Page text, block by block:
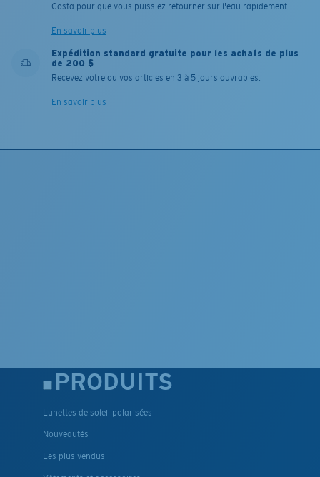
Costa pour que vous puissiez retourner sur l'eau rapidement.
En savoir plus
Expédition standard gratuite pour les achats de plus
de 200 $
Recevez votre ou vos articles en 3 à 5 jours ouvrables.
En savoir plus
PRODUITS
Lunettes de soleil polarisées
Nouveautés
Les plus vendus